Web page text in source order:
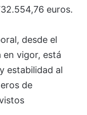
euros.
desde el
vigor, está
estabilidad al
de